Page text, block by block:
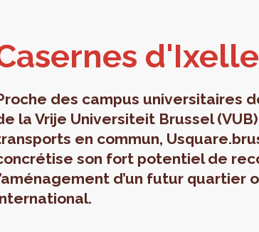
des campus universitaires
la Vrije Universiteit Brussel
en commun,
son fort potentiel de
d’un futur